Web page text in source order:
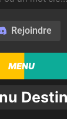
Rejoindre
MENU